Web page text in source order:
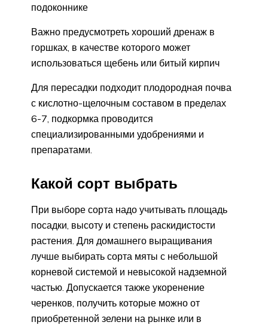
подоконнике
Важно предусмотреть хороший дренаж в
горшках, в качестве которого может
использоваться щебень или битый кирпич
Для пересадки подходит плодородная почва
с кислотно-щелочным составом в пределах
6-7, подкормка проводится
специализированными удобрениями и
препаратами.
Какой сорт выбрать
При выборе сорта надо учитывать площадь
посадки, высоту и степень раскидистости
растения. Для домашнего выращивания
лучше выбирать сорта мяты с небольшой
корневой системой и невысокой надземной
частью. Допускается также укоренение
черенков, получить которые можно от
приобретенной зелени на рынке или в